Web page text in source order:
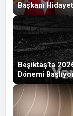
Başkanı
Beşiktaş’ta
Dönemi